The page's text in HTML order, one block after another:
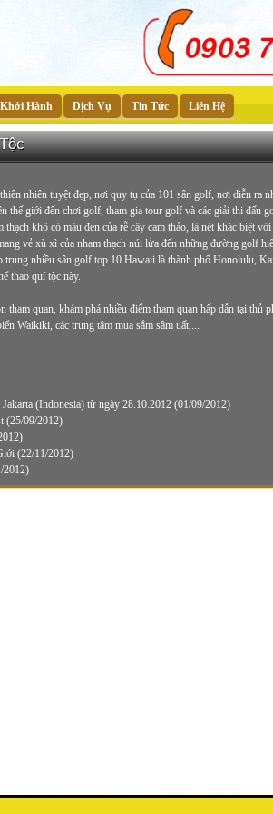
Hành Dịch Vụ Tin Tức Liên Hệ
nhiên tuyệt đẹp, nơi quy tụ của 101 sân golf, nơi diễn ra
thế giới đến chơi golf, tham gia tour golf và các giải thi đấu
khô có màu đen của rễ cây cam thảo, là nét khác biệt
vẻ xù xì của nham thạch núi lửa đến những đường golf
trung nhiều sân golf top 10 Hawaii là thành phố Honolulu,
thao quí tộc này.
quan, khám phá nhiều điểm tham quan hấp dẫn tại thủ
Waikiki, các trung tâm mua sắm sầm uất,...
(Indonesia) từ ngày 28.10.2012 (01/09/2012)
(25/09/2012)
(22/11/2012)
2012)